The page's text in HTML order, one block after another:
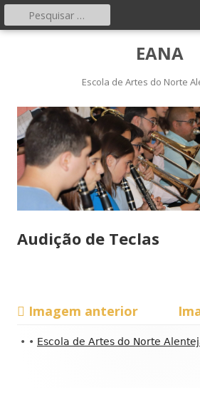
EANA
Escola de Artes do Norte
Menu
principal
Pesquisar
por:
Audição de Teclas
Imagem anterior
Conteúdo
• • Escola de Artes do Norte